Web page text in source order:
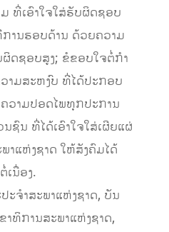
ທີ່ເອົາໃຈໃສ່ຮັບຜິດຊອບ
ານຮອບດ້ານ ດ້ວຍຄວາມ
ດຊອບສູງ; ຂໍຂອບໃຈຕໍ່ກໍາ
າມສະຫງົບ ທີ່ໄດ້ປະກອບ
ວາມປອດໄພທຸກປະການ
ຊົນ ທີ່ໄດ້ເອົາໃຈໃສ່ເຜີຍແຜ່
າແຫ່ງຊາດ ໃຫ້ສັງຄົມໄດ້
ເນື່ອງ.
ຈໍາສະພາແຫ່ງຊາດ, ບັນ
າທິການສະພາແຫ່ງຊາດ,